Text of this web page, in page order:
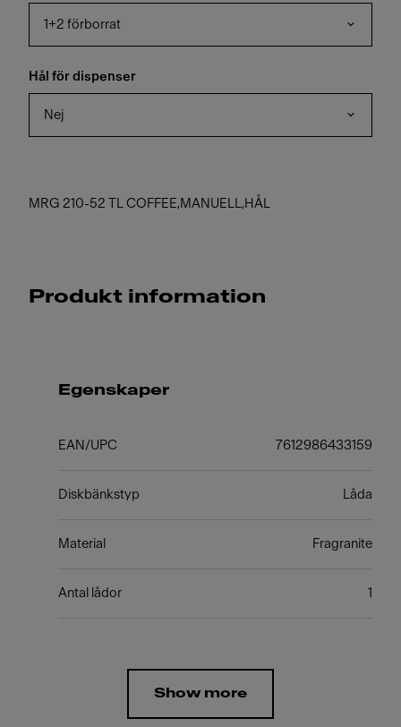
1+2 förborrat
Hål för dispenser
Nej
MRG 210-52 TL COFFEE,MANUELL,HÅL
Produkt information
Egenskaper
EAN/UPC 7612986433159
Diskbänkstyp Låda
Material Fragranite
Antal lådor 1
Show more